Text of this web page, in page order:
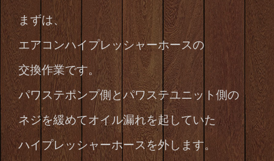
まずは、
エアコンハイプレッシャーホースの
交換作業です。
パワステポンプ側とパワステユニット側の
ネジを緩めてオイル漏れを起していた
ハイプレッシャーホースを外します。